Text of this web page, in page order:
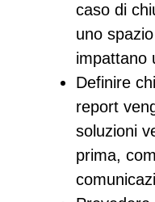
caso di
uno
impattano
Definire
report
soluzioni
prima,